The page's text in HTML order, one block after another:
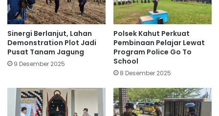
Sinergi Berlanjut, Lahan
Demonstration Plot Jadi
Pusat Tanam Jagung
9 Desember 2025
Polsek Kahut Perkuat
Pembinaan Pelajar Lewat
Program Police Go To
School
8 Desember 2025